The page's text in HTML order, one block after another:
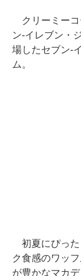
クリーミーコ
ン-イレブン・
場したセブン-
ム。
初夏にぴった
ク食感のワッ
が豊かなマカ